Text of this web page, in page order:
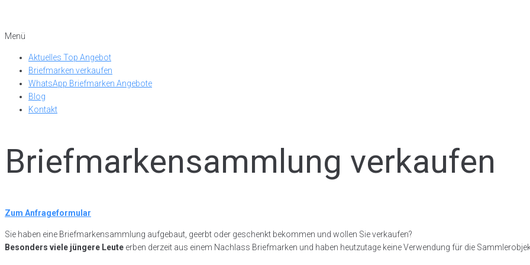
Menü
Aktuelles Top Angebot
Briefmarken verkaufen
WhatsApp Briefmarken Angebote
Blog
Kontakt
Briefmarkensammlung verkaufen
Zum Anfrageformular
Sie haben eine Briefmarkensammlung aufgebaut, geerbt oder geschenkt bekommen und wollen Sie verkaufen?
Besonders viele jüngere Leute erben derzeit aus einem Nachlass Briefmarken und haben heutzutage keine Verwendung für die